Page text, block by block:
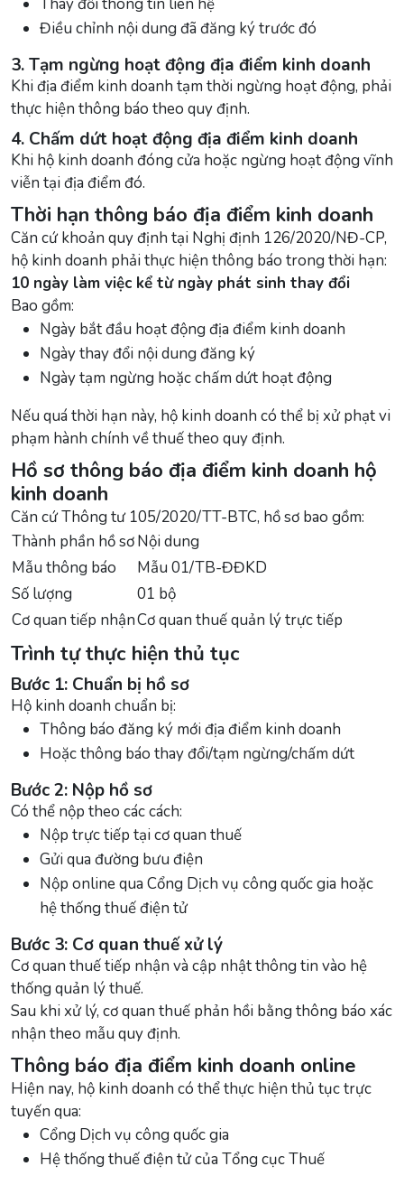
Điều chỉnh nội dung đã đăng ký trước đó
3. Tạm ngừng hoạt động địa điểm kinh doanh
Khi địa điểm kinh doanh tạm thời ngừng hoạt động, phải
thực hiện thông báo theo quy định.
4. Chấm dứt hoạt động địa điểm kinh doanh
Khi hộ kinh doanh đóng cửa hoặc ngừng hoạt động vĩnh
viễn tại địa điểm đó.
Thời hạn thông báo địa điểm kinh doanh
Căn cứ khoản quy định tại Nghị định 126/2020/NĐ-CP,
hộ kinh doanh phải thực hiện thông báo trong thời hạn:
10 ngày làm việc kể từ ngày phát sinh thay đổi
Bao gồm:
Ngày bắt đầu hoạt động địa điểm kinh doanh
Ngày thay đổi nội dung đăng ký
Ngày tạm ngừng hoặc chấm dứt hoạt động
Nếu quá thời hạn này, hộ kinh doanh có thể bị xử phạt vi
phạm hành chính về thuế theo quy định.
Hồ sơ thông báo địa điểm kinh doanh hộ
kinh doanh
Căn cứ Thông tư 105/2020/TT-BTC, hồ sơ bao gồm:
Thành phần hồ sơNội dung
Mẫu thông báo
Mẫu 01/TB-ĐĐKD
Số lượng
01 bộ
Cơ quan tiếp nhậnCơ quan thuế quản lý trực tiếp
Trình tự thực hiện thủ tục
Bước 1: Chuẩn bị hồ sơ
Hộ kinh doanh chuẩn bị:
Thông báo đăng ký mới địa điểm kinh doanh
Hoặc thông báo thay đổi/tạm ngừng/chấm dứt
Bước 2: Nộp hồ sơ
Có thể nộp theo các cách:
Nộp trực tiếp tại cơ quan thuế
Gửi qua đường bưu điện
Nộp online qua Cổng Dịch vụ công quốc gia hoặc
hệ thống thuế điện tử
Bước 3: Cơ quan thuế xử lý
Cơ quan thuế tiếp nhận và cập nhật thông tin vào hệ
thống quản lý thuế.
Sau khi xử lý, cơ quan thuế phản hồi bằng thông báo xác
nhận theo mẫu quy định.
Thông báo địa điểm kinh doanh online
Hiện nay, hộ kinh doanh có thể thực hiện thủ tục trực
tuyến qua:
Cổng Dịch vụ công quốc gia
Hệ thống thuế điện tử của Tổng cục Thuế